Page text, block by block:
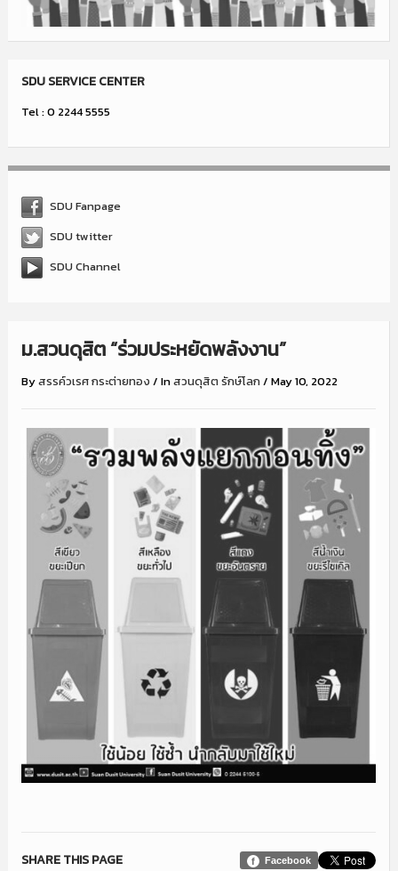
SDU SERVICE CENTER
Tel : 0 2244 5555
SDU Fanpage
SDU twitter
SDU Channel
ม.สวนดุสิต “ร่วมประหยัดพลังงาน”
Byสรรค์วเรศ กระต่ายทอง / Inสวนดุสิต รักษ์โลก / May 10, 2022
Facebook
SHARE THIS PAGE